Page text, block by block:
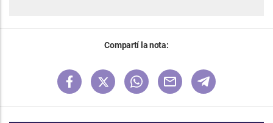
Compartí la nota: